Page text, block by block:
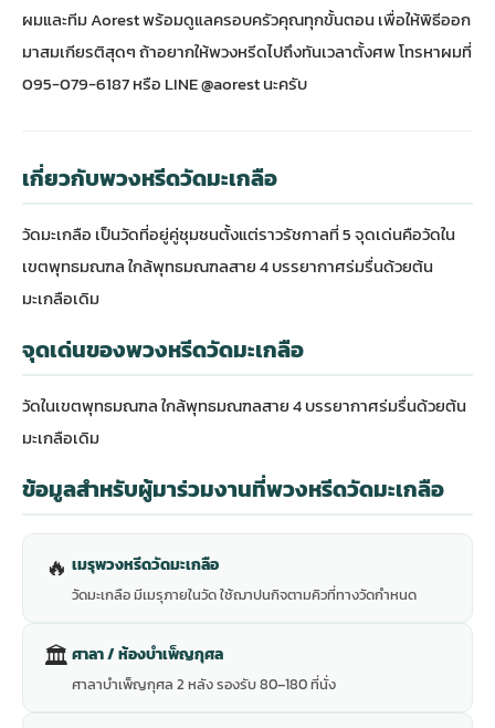
ผมและทีม Aorest พร้อมดูแลครอบครัวคุณทุกขั้นตอน เพื่อให้พิธีออก
มาสมเกียรติสุดๆ ถ้าอยากให้พวงหรีดไปถึงทันเวลาตั้งศพ โทรหาผมที่
095-079-6187 หรือ LINE @aorest นะครับ
เกี่ยวกับพวงหรีดวัดมะเกลือ
วัดมะเกลือ เป็นวัดที่อยู่คู่ชุมชนตั้งแต่ราวรัชกาลที่ 5 จุดเด่นคือวัดใน
เขตพุทธมณฑล ใกล้พุทธมณฑลสาย 4 บรรยากาศร่มรื่นด้วยต้น
มะเกลือเดิม
จุดเด่นของพวงหรีดวัดมะเกลือ
วัดในเขตพุทธมณฑล ใกล้พุทธมณฑลสาย 4 บรรยากาศร่มรื่นด้วยต้น
มะเกลือเดิม
ข้อมูลสำหรับผู้มาร่วมงานที่พวงหรีดวัดมะเกลือ
🔥 เมรุพวงหรีดวัดมะเกลือ
วัดมะเกลือ มีเมรุภายในวัด ใช้ฌาปนกิจตามคิวที่ทางวัดกำหนด
🏛 ศาลา / ห้องบำเพ็ญกุศล
ศาลาบำเพ็ญกุศล 2 หลัง รองรับ 80–180 ที่นั่ง